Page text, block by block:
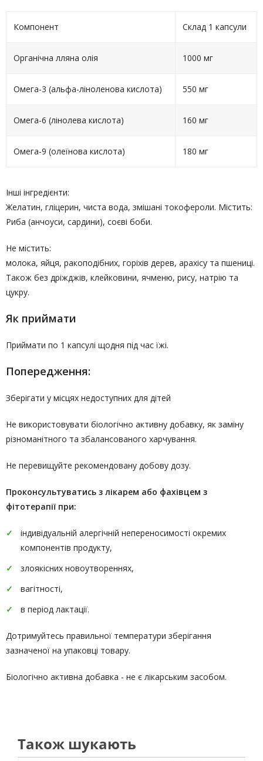
Компонент Склад 1 капсули
Органічна лляна олія 1000 мг
Омега-3 (альфа-ліноленова кислота) 550 мг
Омега-6 (лінолева кислота) 160 мг
Омега-9 (олеїнова кислота) 180 мг
Інші інгредієнти:
Желатин, гліцерин, чиста вода, змішані токофероли. Містить:
Риба (анчоуси, сардини), соєві боби.
Не містить:
молока, яйця, ракоподібних, горіхів дерев, арахісу та пшениці.
Також без дріжджів, клейковини, ячменю, рису, натрію та
цукру.
Як приймати
Приймати по 1 капсулі щодня під час їжі.
Попередження:
Зберігати у місцях недоступних для дітей
Не використовувати біологічно активну добавку, як заміну
різноманітного та збалансованого харчування.
Не перевищуйте рекомендовану добову дозу.
Проконсультуватись з лікарем або фахівцем з
фітотерапії при:
індивідуальній алергічній непереносимості окремих
компонентів продукту,
злоякісних новоутвореннях,
вагітності,
в період лактації.
Дотримуйтесь правильної температури зберігання
зазначеної на упаковці товару.
Біологічно активна добавка - не є лікарським засобом.
Також шукають